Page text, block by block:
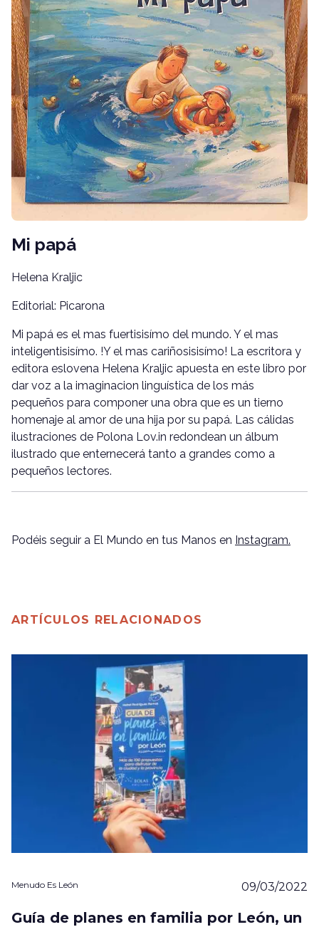
Mi papá
Helena Kraljic
Editorial: Picarona
Mi papá es el mas fuertisisímo del mundo. Y el mas
inteligentisisímo. !Y el mas cariñosisisímo! La escritora y
editora eslovena Helena Kraljic apuesta en este libro por
dar voz a la imaginacion linguística de los más
pequeños para componer una obra que es un tierno
homenaje al amor de una hija por su papá. Las cálidas
ilustraciones de Polona Lov.in redondean un álbum
ilustrado que enternecerá tanto a grandes como a
pequeños lectores.
Podéis seguir a El Mundo en tus Manos en Instagram.
ARTÍCULOS RELACIONADOS
Menudo Es León 09/03/2022
Guía de planes en familia por León, un